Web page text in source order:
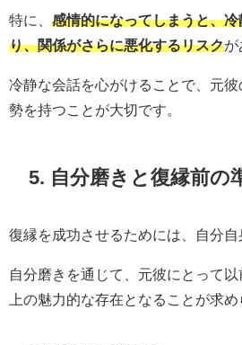
特に、 感情的になってしまうと、
り、関係がさらに悪化するリスクが
冷静な会話を心がけることで、元
勢を持つことが大切です。
5. 自分磨きと復縁前の
復縁を成功させるためには、自分自
自分磨きを通じて、元彼にとって
上の魅力的な存在となることが求め